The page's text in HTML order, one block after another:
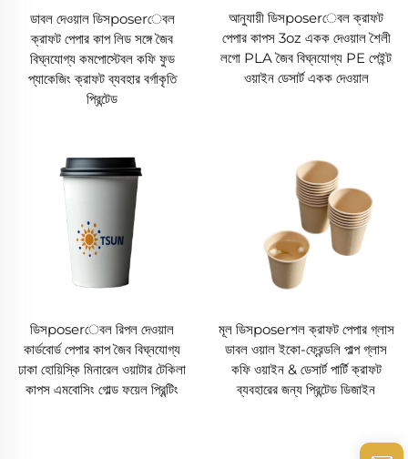
ডাবল দেওয়াল ডিসposerেবল
ক্রাফট পেপার কাপ লিড সঙ্গে জৈব
বিঘ্নযোগ্য কমপোস্টেবল কফি ফুড
প্যাকেজিং ক্রাফট ব্যবহার বর্গাকৃতি
প্রিন্টেড
আনুযায়ী ডিসposerেবল ক্রাফট
পেপার কাপস 3oz একক দেওয়াল শৈলী
লগো PLA জৈব বিঘ্নযোগ্য PE পেইন্ট
ওয়াইন ডেসার্ট একক দেওয়াল
ডিসposerেবল রিপল দেওয়াল
কার্ডবোর্ড পেপার কাপ জৈব বিঘ্নযোগ্য
ঢাকা হোয়িস্কি মিনারেল ওয়াটার টেকিলা
কাপস এমবোসিং গোল্ড ফয়েল প্রিন্টিং
মূল ডিসposerশল ক্রাফট পেপার গ্লাস
ডাবল ওয়াল ইকো-ফ্রেন্ডলি পাল্প গ্লাস
কফি ওয়াইন & ডেসার্ট পার্টি ক্রাফট
ব্যবহারের জন্য প্রিন্টেড ডিজাইন